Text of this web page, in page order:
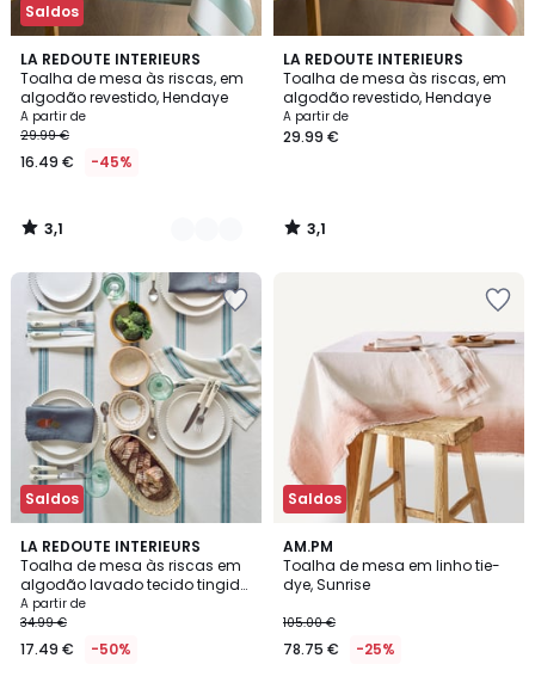
Saldos
LA REDOUTE INTERIEURS
Toalha de mesa às riscas, em
algodão revestido, Hendaye
A partir de
29.99 €
16.49 € -45%
3,1
/
5
2
Cores
3,1
/
LA REDOUTE INTERIEURS
Toalha de mesa às riscas, em
algodão revestido, Hendaye
A partir de
29.99 €
3,1
/
5
3,1
/
Saldos
LA REDOUTE INTERIEURS
Toalha de mesa às riscas em
algodão lavado tecido tingido,
Boisseau
A partir de
34.99 €
17.49 € -50%
5
/
5
Saldos
AM.PM
Toalha de mesa em linho tie-
dye, Sunrise
105.00 €
78.75 € -25%
4,2
/ 5